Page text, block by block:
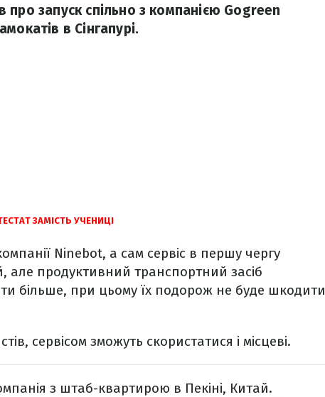
запуск спільно з компанією Gogreen
в Сінгапурі.
ЗАМІСТЬ УЧЕНИЦІ
Ninebot, а сам сервіс в першу чергу
але продуктивний транспортний засіб
більше, при цьому їх подорож не буде шкодити
сервісом зможуть скористатися і місцеві.
з штаб-квартирою в Пекіні, Китай.